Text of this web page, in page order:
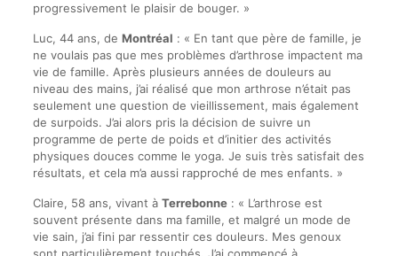
progressivement le plaisir de bouger. »
Luc, 44 ans, de Montréal : « En tant que père de famille, je
ne voulais pas que mes problèmes d’arthrose impactent ma
vie de famille. Après plusieurs années de douleurs au
niveau des mains, j’ai réalisé que mon arthrose n’était pas
seulement une question de vieillissement, mais également
de surpoids. J’ai alors pris la décision de suivre un
programme de perte de poids et d’initier des activités
physiques douces comme le yoga. Je suis très satisfait des
résultats, et cela m’a aussi rapproché de mes enfants. »
Claire, 58 ans, vivant à Terrebonne: « L’arthrose est
souvent présente dans ma famille, et malgré un mode de
vie sain, j’ai fini par ressentir ces douleurs. Mes genoux